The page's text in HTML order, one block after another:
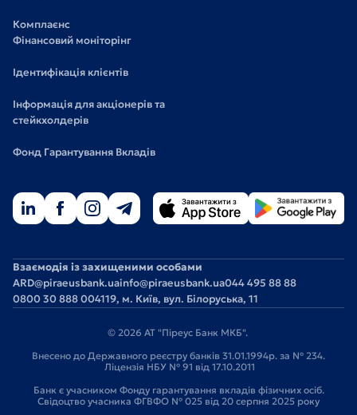
Комплаєнс
Фінансовий моніторінг
Ідентифікація клієнтів
Інформація для акціонерів та
стейкхолдерів
Фонд Гарантування Вкладів
Взаємодія із захищеними особами
ARD@piraeusbank.uainfo@piraeusbank.ua044 495 88 88
0800 30 888 004119, м. Київ, вул. Білоруська, 11
© 2026 АТ "Піреус Банк МКБ".
Внесено до Державного реєстру банків 31.01.1994р. за № 234.
Ліцензія НБУ № 91 від 17.10.2011
Банк є учасником Фонду гарантування вкладів фізичних осіб.
Свідоцтво учасника ФГВФО № 025 від 20 серпня 2025 року